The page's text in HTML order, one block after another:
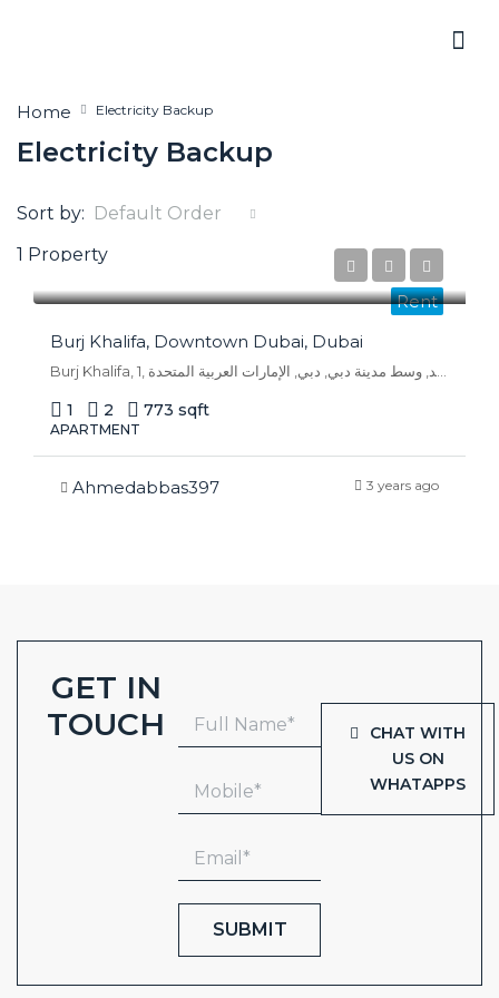
Home Electricity Backup
Electricity Backup
1 Property
Sort by: Default Order
Rent
AED 120,000/Yearly
Burj Khalifa, Downtown Dubai, Dubai
1 2 773 sqft
APARTMENT
Ahmedabbas397 3 years ago
GET IN
TOUCH
SUBMIT
CHAT WITH
US ON
WHATAPPS